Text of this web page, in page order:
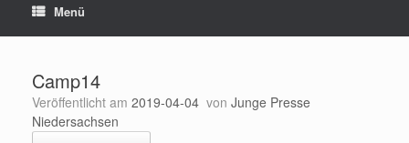
Menü
Camp14
Veröffentlicht am 2019-04-04 von Junge Presse
Niedersachsen